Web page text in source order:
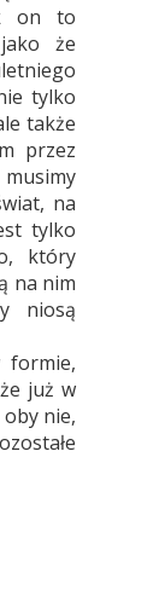
on to
że
tylko
także
przez
musimy
na
tylko
który
na nim
niosą
formie,
już w
nie,